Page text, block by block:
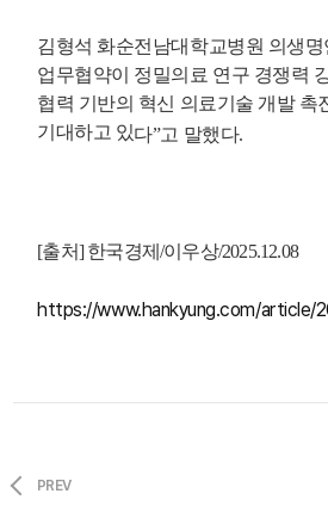
김형석 화순전남대학교병원 의생명
업무협약이 정밀의료 연구 경쟁력
협력 기반의 혁신 의료기술 개발 촉
기대하고 있다”고 말했다.
[출처] 한국경제/이우상/2025.12.08
https://www.hankyung.com/article/
PREV